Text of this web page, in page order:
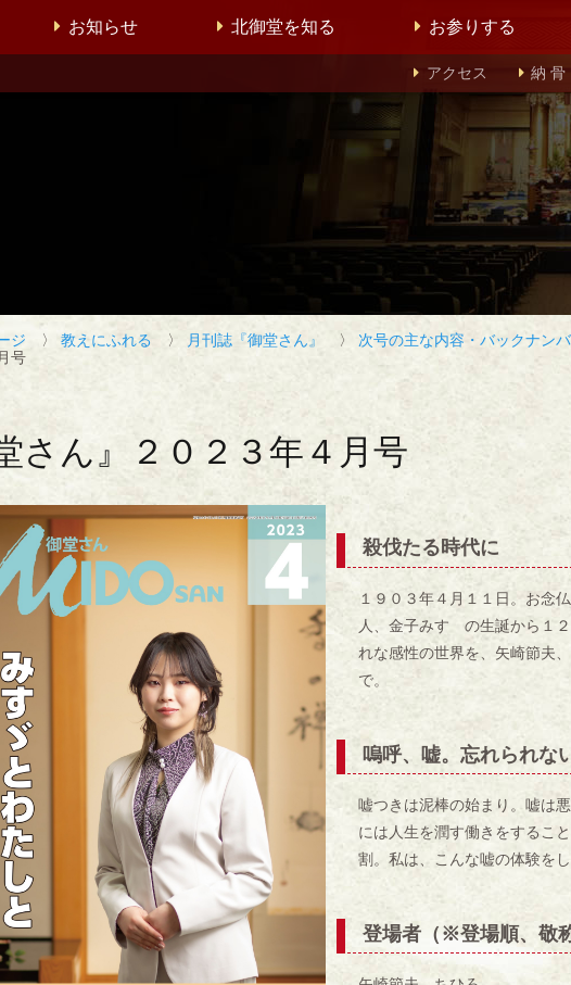
お知らせ 北御堂を知る お参りする
アクセス 納 骨
ジ 〉 教えにふれる 〉 月刊誌『御堂さん』 〉 次号の主な内容・バックナン
号
さん』２０２３年４月号
殺伐たる時代に
１９０３年４月１１日。お念
人、金子みすゞの生誕から１
れな感性の世界を、矢崎節夫
で。
嗚呼、嘘。忘れられな
嘘つきは泥棒の始まり。嘘は
には人生を潤す働きをするこ
割。私は、こんな嘘の体験を
登場者（※登場順、敬称